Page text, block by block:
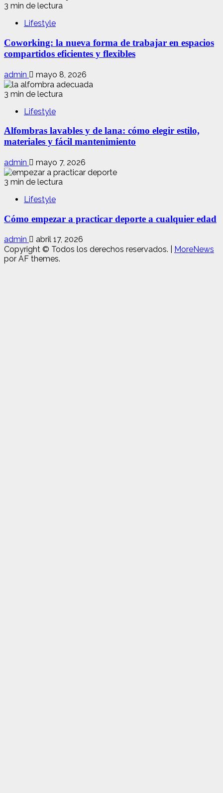
3 min de lectura
Lifestyle
Coworking: la nueva forma de trabajar en espacios
compartidos eficientes y flexibles
admin mayo 8, 2026
3 min de lectura
Lifestyle
Alfombras lavables y de lana: cómo elegir estilo,
materiales y fácil mantenimiento
admin mayo 7, 2026
3 min de lectura
Lifestyle
Cómo empezar a practicar deporte a cualquier edad
admin
abril 17, 2026
Copyright © Todos los derechos reservados.
MoreNews
por AF themes.